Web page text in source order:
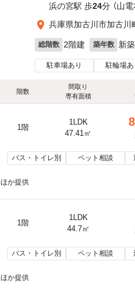
浜の宮駅 歩24分 （山電
兵庫県加古川市加古川
総階数 2階建 築年数 新築
駐車場あり 駐輪場あ
階数
間取り
専有面積
1階
1LDK
47.41㎡
バス・トイレ別 ペット相談
ほか提供
1階
1LDK
44.7㎡
バス・トイレ別 ペット相談
ほか提供